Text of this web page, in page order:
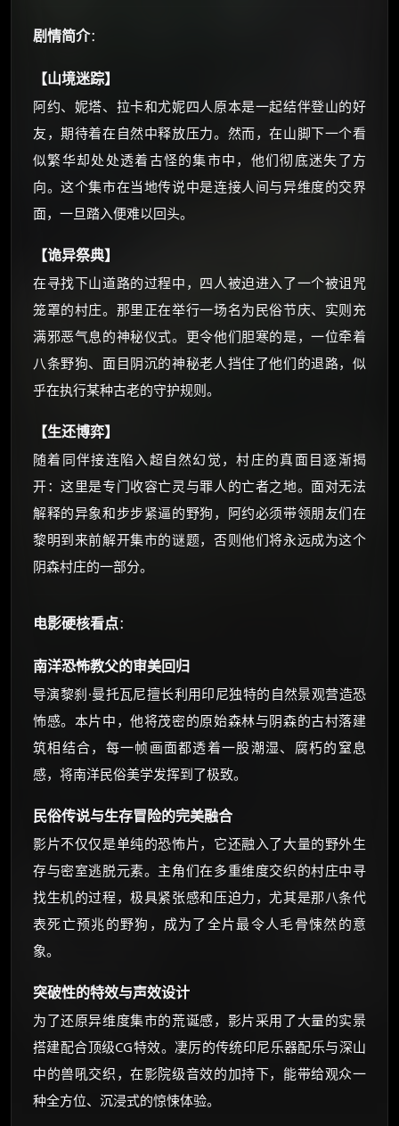
剧情简介：
【山境迷踪】
阿约、妮塔、拉卡和尤妮四人原本是一起结伴登山的好
友，期待着在自然中释放压力。然而，在山脚下一个看
似繁华却处处透着古怪的集市中，他们彻底迷失了方
向。这个集市在当地传说中是连接人间与异维度的交界
面，一旦踏入便难以回头。
【诡异祭典】
在寻找下山道路的过程中，四人被迫进入了一个被诅咒
笼罩的村庄。那里正在举行一场名为民俗节庆、实则充
满邪恶气息的神秘仪式。更令他们胆寒的是，一位牵着
八条野狗、面目阴沉的神秘老人挡住了他们的退路，似
乎在执行某种古老的守护规则。
【生还博弈】
随着同伴接连陷入超自然幻觉，村庄的真面目逐渐揭
开：这里是专门收容亡灵与罪人的亡者之地。面对无法
解释的异象和步步紧逼的野狗，阿约必须带领朋友们在
黎明到来前解开集市的谜题，否则他们将永远成为这个
阴森村庄的一部分。
电影硬核看点：
南洋恐怖教父的审美回归
导演黎刹·曼托瓦尼擅长利用印尼独特的自然景观营造恐
怖感。本片中，他将茂密的原始森林与阴森的古村落建
筑相结合，每一帧画面都透着一股潮湿、腐朽的窒息
感，将南洋民俗美学发挥到了极致。
民俗传说与生存冒险的完美融合
影片不仅仅是单纯的恐怖片，它还融入了大量的野外生
存与密室逃脱元素。主角们在多重维度交织的村庄中寻
找生机的过程，极具紧张感和压迫力，尤其是那八条代
表死亡预兆的野狗，成为了全片最令人毛骨悚然的意
象。
突破性的特效与声效设计
为了还原异维度集市的荒诞感，影片采用了大量的实景
搭建配合顶级CG特效。凄厉的传统印尼乐器配乐与深山
中的兽吼交织，在影院级音效的加持下，能带给观众一
种全方位、沉浸式的惊悚体验。
🧧 福利领取站 ×
☕
朋友们辛苦了 💦
价格有浮动，请直接搜索查最低价！
还有支付宝现金红包、外卖红包、
优惠券、活动红包，每日可领。